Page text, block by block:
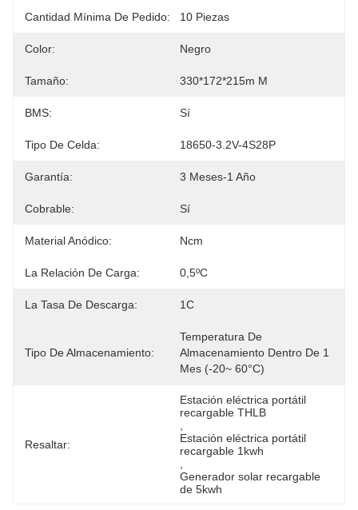
Cantidad Mínima De Pedido: 10 Piezas
Color: Negro
Tamaño: 330*172*215m M
BMS: Sí
Tipo De Celda: 18650-3.2V-4S28P
Garantía: 3 Meses-1 Año
Cobrable: Sí
Material Anódico: Ncm
La Relación De Carga: 0,5ºC
La Tasa De Descarga: 1C
Tipo De Almacenamiento:
Temperatura De
Almacenamiento Dentro De 1
Mes (-20~ 60°C)
Resaltar:
Estación eléctrica portátil
recargable THLB
Estación eléctrica portátil
recargable 1kwh
Generador solar recargable
de 5kwh